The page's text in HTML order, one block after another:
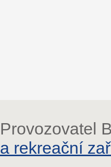
Provozovatel
a rekreační